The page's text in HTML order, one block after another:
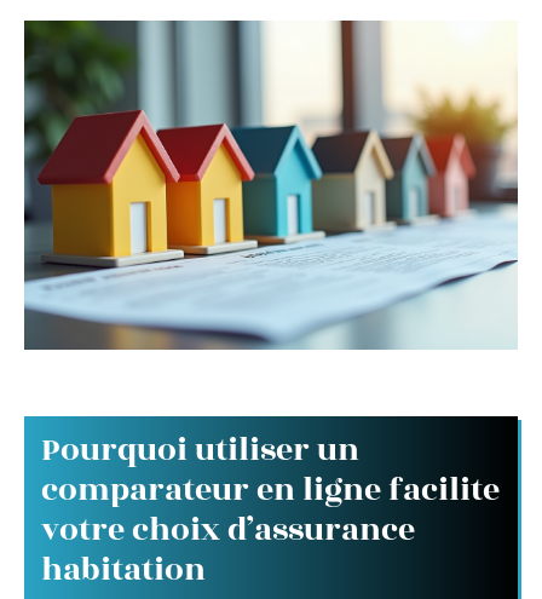
Pourquoi utiliser un
comparateur en ligne facilite
votre choix d’assurance
habitation